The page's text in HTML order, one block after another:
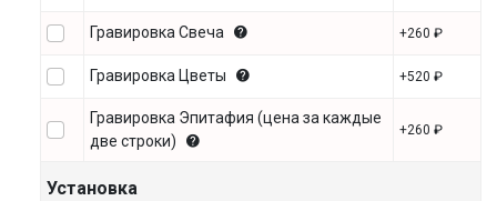
Гравировка Свеча +260 ₽
Гравировка Цветы +520 ₽
Гравировка Эпитафия (цена за каждые
две строки)
+260 ₽
Установка